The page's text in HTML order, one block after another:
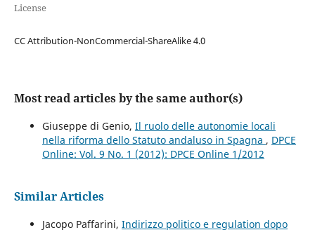
License
CC Attribution-NonCommercial-ShareAlike 4.0
Most read articles by the same author(s)
Giuseppe di Genio, Il ruolo delle autonomie locali
nella riforma dello Statuto andaluso in Spagna , DPCE
Online: Vol. 9 No. 1 (2012): DPCE Online 1/2012
Similar Articles
Jacopo Paffarini, Indirizzo politico e regulation dopo